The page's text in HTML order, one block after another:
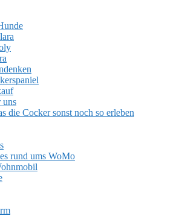
uns
die Cocker sonst noch so erleben
rund ums WoMo